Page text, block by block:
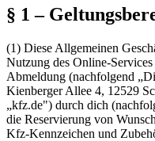
§ 1 –
(1) Diese Allgemeinen
Nutzung des Online-
Abmeldung (nachfolgend
Kienberger Allee 4, 12529
„kfz.de") durch dich
die Reservierung von
Kfz-Kennzeichen und